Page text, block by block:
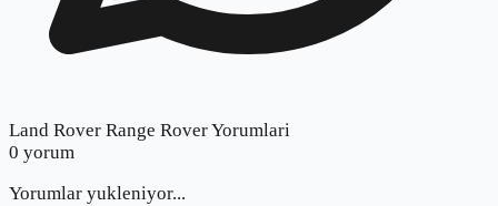
Land Rover Range Rover Yorumlari
0 yorum
Yorumlar yukleniyor...